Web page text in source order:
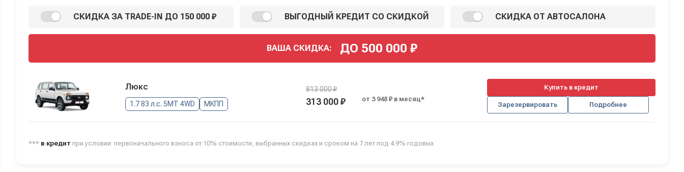
СКИДКА ЗА TRADE-IN ДО 150 000 ₽ ВЫГОДНЫЙ КРЕДИТ СО СКИДКОЙ СКИДКА ОТ АВТОСАЛОНА
ВАША СКИДКА: ДО 500 000 ₽
Люкс
1.7 83 л.с. 5MT 4WD МКПП
813 000 ₽
313 000 ₽ от 3 948 ₽ в месяц*
Купить в кредит
Зарезервировать Подробнее
*** в кредит при условии: первоначального взноса от 10% стоимости, выбранных скидках и сроком на 7 лет под 4.9% годовых